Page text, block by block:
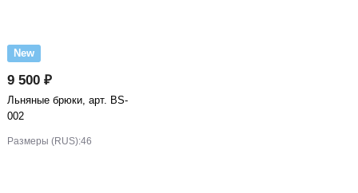
New
9 500 ₽
Льняные брюки, арт. BS-
002
Размеры (RUS):46